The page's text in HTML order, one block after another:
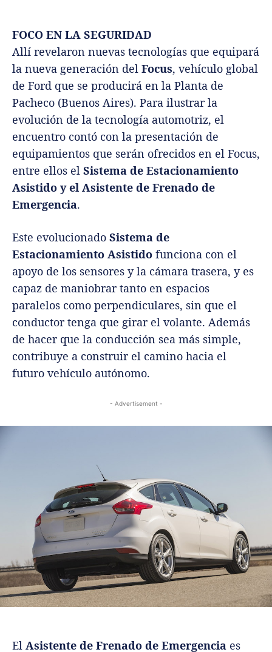
FOCO EN LA SEGURIDAD
Allí revelaron nuevas tecnologías que equipará
la nueva generación del Focus, vehículo global
de Ford que se producirá en la Planta de
Pacheco (Buenos Aires). Para ilustrar la
evolución de la tecnología automotriz, el
encuentro contó con la presentación de
equipamientos que serán ofrecidos en el Focus,
entre ellos el Sistema de Estacionamiento
Asistido y el Asistente de Frenado de
Emergencia.
Este evolucionado Sistema de
Estacionamiento Asistido funciona con el
apoyo de los sensores y la cámara trasera, y es
capaz de maniobrar tanto en espacios
paralelos como perpendiculares, sin que el
conductor tenga que girar el volante. Además
de hacer que la conducción sea más simple,
contribuye a construir el camino hacia el
futuro vehículo autónomo.
- Advertisement -
El Asistente de Frenado de Emergencia es